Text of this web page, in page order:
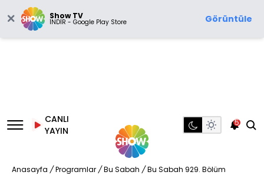
Show TV
İNDİR - Google Play Store Görüntüle
CANLI
YAYIN
5
Anasayfa / Programlar / Bu Sabah / Bu Sabah 929. Bölüm